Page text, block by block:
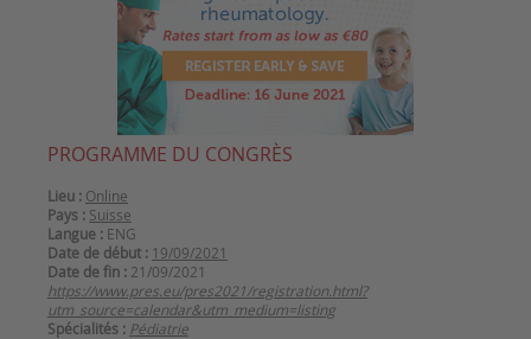
PROGRAMME DU CONGRÈS
Lieu : Online
Pays : Suisse
Langue : ENG
Date de début : 19/09/2021
Date de fin : 21/09/2021
https://www.pres.eu/pres2021/registration.html?
utm_source=calendar&utm_medium=listing
Spécialités : Pédiatrie